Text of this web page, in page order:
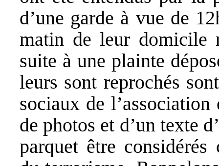
d’une garde à vue de
matin de leur domicile
suite à une plainte
leurs sont reprochés
sociaux de
de photos et d’un texte
parquet être